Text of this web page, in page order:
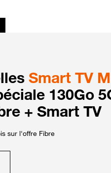
Smart TV
130Go
+ Smart TV
sur l'offre Fibre